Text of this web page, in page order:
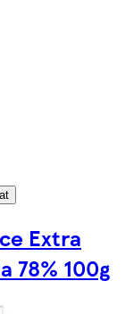
Extra
78% 100g